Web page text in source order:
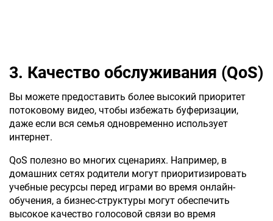
3. Качество обслуживания (QoS)
Вы можете предоставить более высокий приоритет
потоковому видео, чтобы избежать буферизации,
даже если вся семья одновременно использует
интернет.
QoS полезно во многих сценариях. Например, в
домашних сетях родители могут приоритизировать
учебные ресурсы перед играми во время онлайн-
обучения, а бизнес-структуры могут обеспечить
высокое качество голосовой связи во время